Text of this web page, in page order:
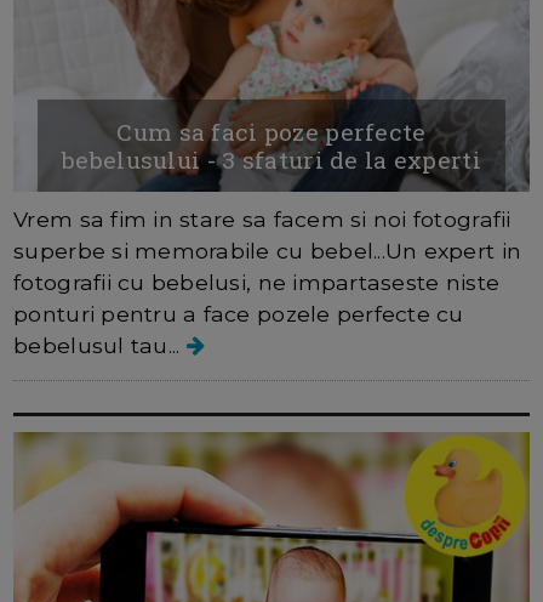
Cum sa faci poze perfecte
bebelusului - 3 sfaturi de la experti
Vrem sa fim in stare sa facem si noi fotografii
superbe si memorabile cu bebel...Un expert in
fotografii cu bebelusi, ne impartaseste niste
ponturi pentru a face pozele perfecte cu
bebelusul tau...